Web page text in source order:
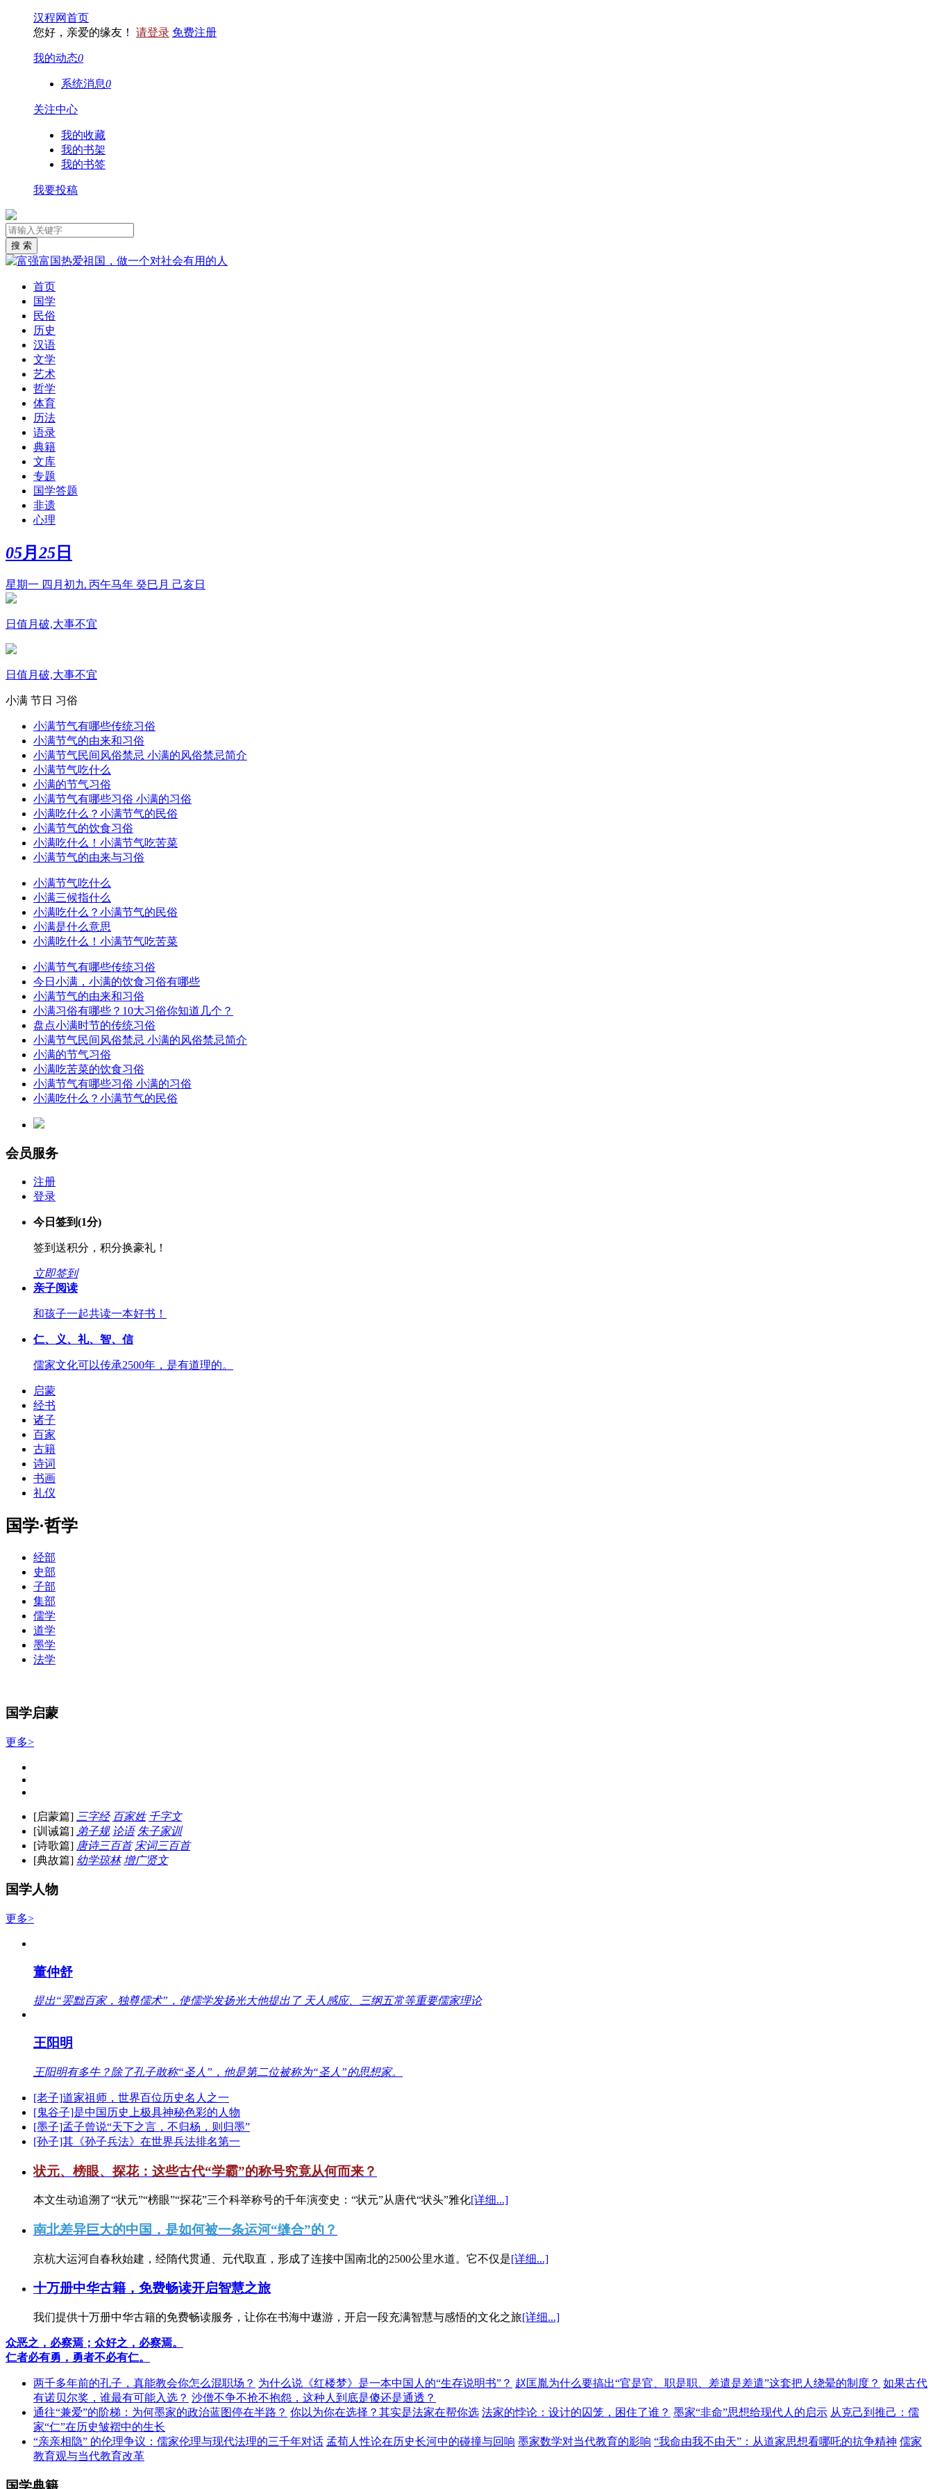
汉程网首页
您好，亲爱的缘友！ 请登录 免费注册
我的动态0
系统消息0
关注中心
我的收藏
我的书架
我的书签
我要投稿
首页
国学
民俗
历史
汉语
文学
艺术
哲学
体育
历法
语录
典籍
文库
专题
国学答题
非遗
心理
05月 25 日
星期一 四月初九 丙午马年 癸巳月 己亥日
日值月破,大事不宜
日值月破,大事不宜
小满 节日 习俗
小满节气有哪些传统习俗
小满节气的由来和习俗
小满节气民间风俗禁忌 小满的风俗禁忌简介
小满节气吃什么
小满的节气习俗
小满节气有哪些习俗 小满的习俗
小满吃什么？小满节气的民俗
小满节气的饮食习俗
小满吃什么！小满节气吃苦菜
小满节气的由来与习俗
小满节气吃什么
小满三候指什么
小满吃什么？小满节气的民俗
小满是什么意思
小满吃什么！小满节气吃苦菜
小满节气有哪些传统习俗
今日小满，小满的饮食习俗有哪些
小满节气的由来和习俗
小满习俗有哪些？10大习俗你知道几个？
盘点小满时节的传统习俗
小满节气民间风俗禁忌 小满的风俗禁忌简介
小满的节气习俗
小满吃苦菜的饮食习俗
小满节气有哪些习俗 小满的习俗
小满吃什么？小满节气的民俗
会员服务
注册
登录
今日签到(1分)
签到送积分，积分换豪礼！
立即签到
亲子阅读
和孩子一起共读一本好书！
仁、义、礼、智、信
儒家文化可以传承2500年，是有道理的。
启蒙
经书
诸子
百家
古籍
诗词
书画
礼仪
国学·哲学
经部
史部
子部
集部
儒学
道学
墨学
法学
国学启蒙
更多>
[启蒙篇] 三字经 百家姓 千字文
[训诫篇] 弟子规 论语 朱子家训
[诗歌篇] 唐诗三百首 宋词三百首
[典故篇] 幼学琼林 增广贤文
国学人物
更多>
董仲舒
提出“罢黜百家，独尊儒术”，使儒学发扬光大他提出了 天人感应、三纲五常等重要儒家理论
王阳明
王阳明有多牛？除了孔子敢称“圣人”，他是第二位被称为“圣人”的思想家。
[老子]道家祖师，世界百位历史名人之一
[鬼谷子]是中国历史上极具神秘色彩的人物
[墨子]孟子曾说“天下之言，不归杨，则归墨”
[孙子]其《孙子兵法》在世界兵法排名第一
状元、榜眼、探花：这些古代“学霸”的称号究竟从何而来？
本文生动追溯了“状元”“榜眼”“探花”三个科举称号的千年演变史：“状元”从唐代“状头”雅化[详细...]
南北差异巨大的中国，是如何被一条运河“缝合”的？
京杭大运河自春秋始建，经隋代贯通、元代取直，形成了连接中国南北的2500公里水道。它不仅是[详细...]
十万册中华古籍，免费畅读开启智慧之旅
我们提供十万册中华古籍的免费畅读服务，让你在书海中遨游，开启一段充满智慧与感悟的文化之旅[详细...]
众恶之，必察焉；众好之，必察焉。
仁者必有勇，勇者不必有仁。
两千多年前的孔子，真能教会你怎么混职场？ 为什么说《红楼梦》是一本中国人的“生存说明书”？ 赵匡胤为什么要搞出“官是官、职是职、差遣是差遣”这套把人绕晕的制度？ 如果古代
有诺贝尔奖，谁最有可能入选？ 沙僧不争不抢不抱怨，这种人到底是傻还是通透？
通往“兼爱”的阶梯：为何墨家的政治蓝图停在半路？ 你以为你在选择？其实是法家在帮你选 法家的悖论：设计的囚笼，困住了谁？ 墨家“非命”思想给现代人的启示 从克己到推己：儒
家“仁”在历史皱褶中的生长
“亲亲相隐” 的伦理争议：儒家伦理与现代法理的三千年对话 孟荀人性论在历史长河中的碰撞与回响 墨家数学对当代教育的影响 “我命由我不由天”：从道家思想看哪吒的抗争精神 儒家
教育观与当代教育改革
国学典籍